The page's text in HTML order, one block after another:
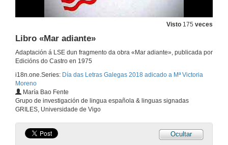
Visto 175 veces
Libro «Mar adiante»
Adaptación á LSE dun fragmento da obra «Mar adiante», publicada por
Edicións do Castro en 1975
i18n.one.Series: Día das Letras Galegas 2018 adicado a Mª Victoria
Moreno
María Bao Fente
Grupo de investigación de lingua española & linguas signadas
GRILES, Universidade de Vigo
Ocultar
Conto «Un cachiño de bica?»
Biografía para 1º e 2º curso de Educación Primaria
30 de abr. de 2018